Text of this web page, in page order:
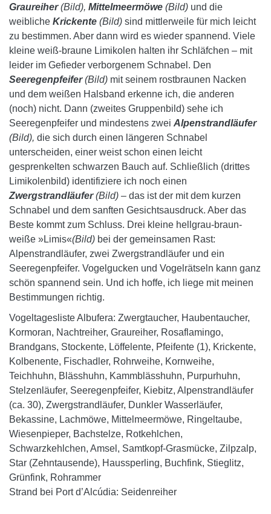
Graureiher(Bild), Mittelmeermöwe (Bild) und die
weibliche Krickente (Bild) sind mittlerweile für mich leicht
zu bestimmen. Aber dann wird es wieder spannend. Viele
kleine weiß-braune Limikolen halten ihr Schläfchen – mit
leider im Gefieder verborgenem Schnabel. Den
Seeregenpfeifer(Bild) mit seinem rostbraunen Nacken
und dem weißen Halsband erkenne ich, die anderen
(noch) nicht. Dann (zweites Gruppenbild) sehe ich
Seeregenpfeifer und mindestens zwei Alpenstrandläufer
(Bild), die sich durch einen längeren Schnabel
unterscheiden, einer weist schon einen leicht
gesprenkelten schwarzen Bauch auf. Schließlich (drittes
Limikolenbild) identifiziere ich noch einen
Zwergstrandläufer(Bild) – das ist der mit dem kurzen
Schnabel und dem sanften Gesichtsausdruck. Aber das
Beste kommt zum Schluss. Drei kleine hellgrau-braun-
weiße »Limis«(Bild) bei der gemeinsamen Rast:
Alpenstrandläufer, zwei Zwergstrandläufer und ein
Seeregenpfeifer. Vogelgucken und Vogelrätseln kann ganz
schön spannend sein. Und ich hoffe, ich liege mit meinen
Bestimmungen richtig.
Vogeltagesliste Albufera: Zwergtaucher, Haubentaucher,
Kormoran, Nachtreiher, Graureiher, Rosaflamingo,
Brandgans, Stockente, Löffelente, Pfeifente (1), Krickente,
Kolbenente, Fischadler, Rohrweihe, Kornweihe,
Teichhuhn, Blässhuhn, Kammblässhuhn, Purpurhuhn,
Stelzenläufer, Seeregenpfeifer, Kiebitz, Alpenstrandläufer
(ca. 30), Zwergstrandläufer, Dunkler Wasserläufer,
Bekassine, Lachmöwe, Mittelmeermöwe, Ringeltaube,
Wiesenpieper, Bachstelze, Rotkehlchen,
Schwarzkehlchen, Amsel, Samtkopf-Grasmücke, Zilpzalp,
Star (Zehntausende), Haussperling, Buchfink, Stieglitz,
Grünfink, Rohrammer
Strand bei Port d’Alcúdia: Seidenreiher